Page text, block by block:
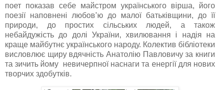
поет показав себе майстром українського вірша, його
поезії наповнені любов’ю до малої батьківщини, до її
природи, до простих сільських людей, а також
небайдужість до долі України, хвилювання і надія на
краще майбутнє українського народу. Колектив бібліотеки
висловлює щиру вдячність Анатолію Павловичу за книги
та зичить йому невичерпної наснаги та енергії для нових
творчих здобутків.